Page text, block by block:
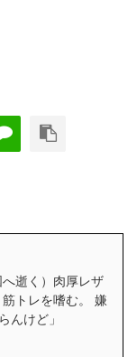
逝く）肉厚レザ
トレを嗜む。 嫌
んけど」